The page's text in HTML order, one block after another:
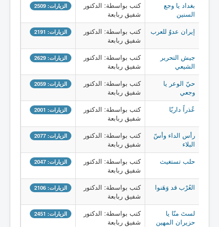
بغداد يا وجع
السنين
كتب بواسطة: الدكتور
شفيق ربابعة
الزيارات: 2509
إيران عدوٌ للعرب
كتب بواسطة: الدكتور
شفيق ربابعة
الزيارات: 2191
جيش التحرير
الشيعي
كتب بواسطة: الدكتور
شفيق ربابعة
الزيارات: 2629
حيّ الوعر يا
وجعي
كتب بواسطة: الدكتور
شفيق ربابعة
الزيارات: 2059
عُذراً داريّا
كتب بواسطة: الدكتور
شفيق ربابعة
الزيارات: 2001
رأس الداء وأسّ
البلاء
كتب بواسطة: الدكتور
شفيق ربابعة
الزيارات: 2077
حلب تستغيث
كتب بواسطة: الدكتور
شفيق ربابعة
الزيارات: 2047
العُرْب قد وَهَنوا
كتب بواسطة: الدكتور
شفيق ربابعة
الزيارات: 2106
لستَ منّا يا
حزيران المهين
كتب بواسطة: الدكتور
شفيق ربابعة
الزيارات: 2451